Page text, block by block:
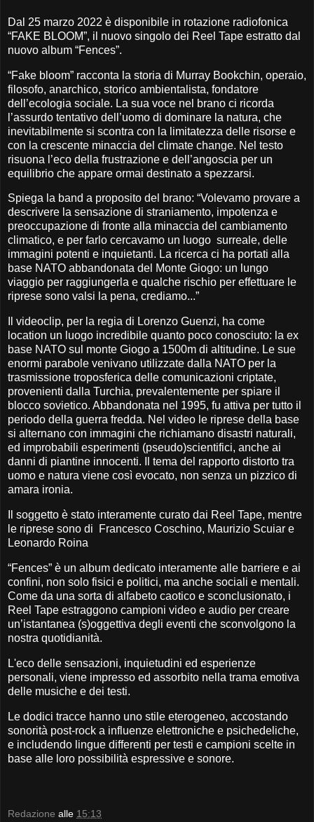
Dal 25 marzo 2022 è disponibile in rotazione radiofonica
“FAKE BLOOM”, il nuovo singolo dei Reel Tape estratto dal
nuovo album “Fences”.
“Fake bloom” racconta la storia di Murray Bookchin, operaio,
filosofo, anarchico, storico ambientalista, fondatore
dell’ecologia sociale. La sua voce nel brano ci ricorda
l’assurdo tentativo dell’uomo di dominare la natura, che
inevitabilmente si scontra con la limitatezza delle risorse e
con la crescente minaccia del climate change. Nel testo
risuona l’eco della frustrazione e dell’angoscia per un
equilibrio che appare ormai destinato a spezzarsi.
Spiega la band a proposito del brano: “Volevamo provare a
descrivere la sensazione di straniamento, impotenza e
preoccupazione di fronte alla minaccia del cambiamento
climatico, e per farlo cercavamo un luogo surreale, delle
immagini potenti e inquietanti. La ricerca ci ha portati alla
base NATO abbandonata del Monte Giogo: un lungo
viaggio per raggiungerla e qualche rischio per effettuare le
riprese sono valsi la pena, crediamo...”
Il videoclip, per la regia di Lorenzo Guenzi, ha come
location un luogo incredibile quanto poco conosciuto: la ex
base NATO sul monte Giogo a 1500m di altitudine. Le sue
enormi parabole venivano utilizzate dalla NATO per la
trasmissione troposferica delle comunicazioni criptate,
provenienti dalla Turchia, prevalentemente per spiare il
blocco sovietico. Abbandonata nel 1995, fu attiva per tutto il
periodo della guerra fredda. Nel video le riprese della base
si alternano con immagini che richiamano disastri naturali,
ed improbabili esperimenti (pseudo)scientifici, anche ai
danni di piantine innocenti. Il tema del rapporto distorto tra
uomo e natura viene così evocato, non senza un pizzico di
amara ironia.
Il soggetto è stato interamente curato dai Reel Tape, mentre
le riprese sono di Francesco Coschino, Maurizio Scuiar e
Leonardo Roina
“Fences” è un album dedicato interamente alle barriere e ai
confini, non solo fisici e politici, ma anche sociali e mentali.
Come da una sorta di alfabeto caotico e sconclusionato, i
Reel Tape estraggono campioni video e audio per creare
un’istantanea (s)oggettiva degli eventi che sconvolgono la
nostra quotidianità.
L'eco delle sensazioni, inquietudini ed esperienze
personali, viene impresso ed assorbito nella trama emotiva
delle musiche e dei testi.
Le dodici tracce hanno uno stile eterogeneo, accostando
sonorità post-rock a influenze elettroniche e psichedeliche,
e includendo lingue differenti per testi e campioni scelte in
base alle loro possibilità espressive e sonore.
Redazione alle 15:13